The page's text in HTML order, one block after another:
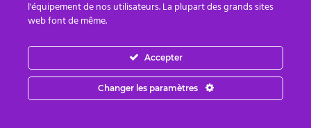
l'équipement de nos utilisateurs. La plupart des grands sites
web font de même.
Accepter
Changer les paramètres